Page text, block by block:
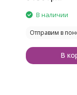
В наличии
Отправим в
В